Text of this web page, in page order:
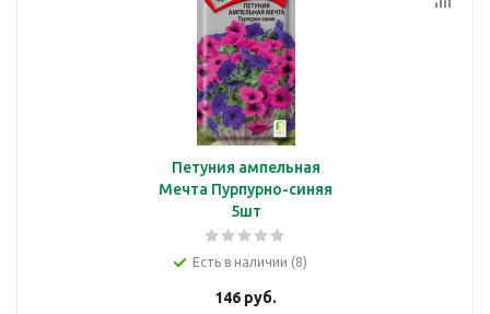
Петуния ампельная
Мечта Пурпурно-синяя
5шт
Есть в наличии (8)
146 руб.